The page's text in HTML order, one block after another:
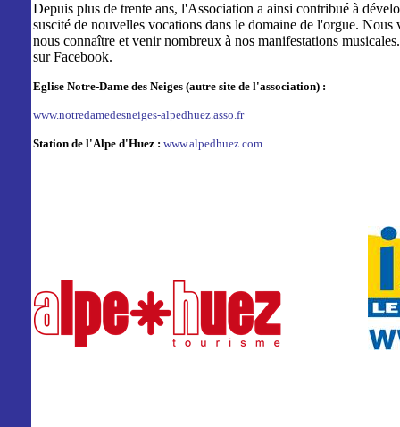
Depuis plus de trente ans, l'Association a ainsi contribué à
suscité de nouvelles vocations dans le domaine de l'orgue.
nous connaître et venir nombreux à nos manifestations
sur Facebook.
Eglise Notre-Dame des Neiges (autre site de l'association) :
www.notredamedesneiges-alpedhuez.asso.fr
Station de l'Alpe d'Huez : www.alpedhuez.com